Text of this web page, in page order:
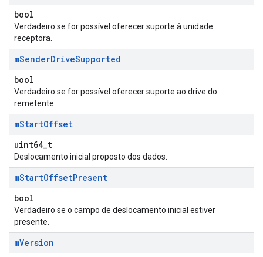
bool
Verdadeiro se for possível oferecer suporte à unidade
receptora.
mSenderDriveSupported
bool
Verdadeiro se for possível oferecer suporte ao drive do
remetente.
mStartOffset
uint64_t
Deslocamento inicial proposto dos dados.
mStartOffsetPresent
bool
Verdadeiro se o campo de deslocamento inicial estiver
presente.
mVersion